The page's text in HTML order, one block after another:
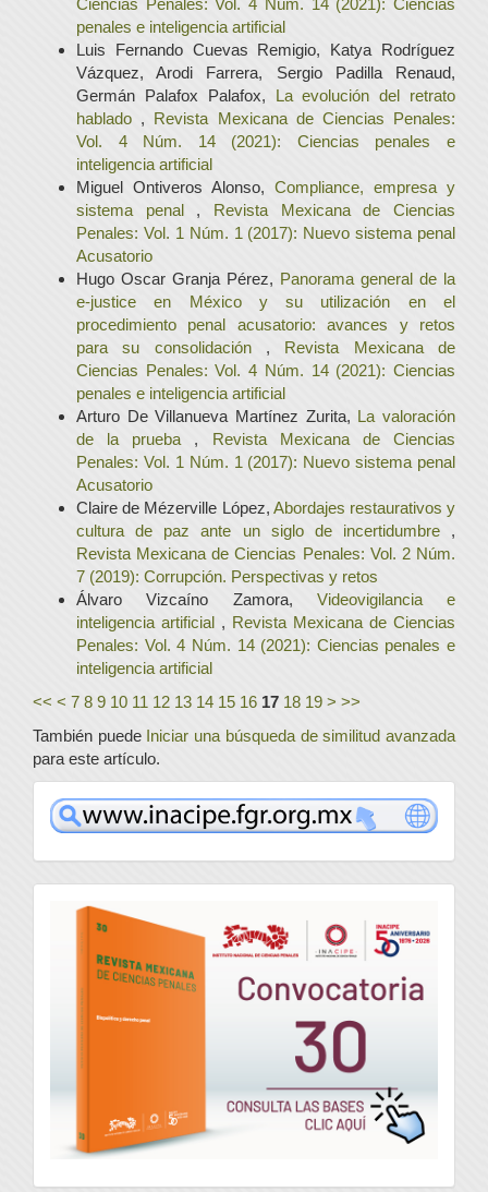
penales e inteligencia artificial
Luis Fernando Cuevas Remigio, Katya Rodríguez
Vázquez, Arodi Farrera, Sergio Padilla Renaud,
Germán Palafox Palafox, La evolución del retrato
hablado , Revista Mexicana de Ciencias Penales:
Vol. 4 Núm. 14 (2021): Ciencias penales e
inteligencia artificial
Miguel Ontiveros Alonso, Compliance, empresa y
sistema penal , Revista Mexicana de Ciencias
Penales: Vol. 1 Núm. 1 (2017): Nuevo sistema penal
Acusatorio
Hugo Oscar Granja Pérez, Panorama general de la
e-justice en México y su utilización en el
procedimiento penal acusatorio: avances y retos
para su consolidación , Revista Mexicana de
Ciencias Penales: Vol. 4 Núm. 14 (2021): Ciencias
penales e inteligencia artificial
Arturo De Villanueva Martínez Zurita, La valoración
de la prueba , Revista Mexicana de Ciencias
Penales: Vol. 1 Núm. 1 (2017): Nuevo sistema penal
Acusatorio
Claire de Mézerville López, Abordajes restaurativos y
cultura de paz ante un siglo de incertidumbre ,
Revista Mexicana de Ciencias Penales: Vol. 2 Núm.
7 (2019): Corrupción. Perspectivas y retos
Álvaro Vizcaíno Zamora, Videovigilancia e
inteligencia artificial , Revista Mexicana de Ciencias
Penales: Vol. 4 Núm. 14 (2021): Ciencias penales e
inteligencia artificial
<< < 7 8 9 10 11 12 13 14 15 16 17 18 19 > >>
También puede Iniciar una búsqueda de similitud avanzada
para este artículo.
www
convocatoria